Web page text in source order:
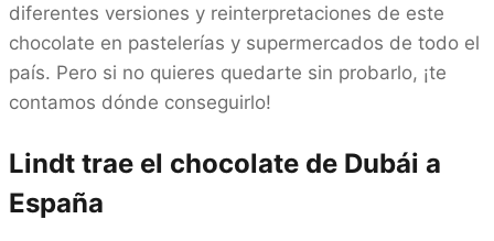
diferentes versiones y reinterpretaciones de este
chocolate en pastelerías y supermercados de todo el
país. Pero si no quieres quedarte sin probarlo, ¡te
contamos dónde conseguirlo!
Lindt trae el chocolate de Dubái a
España